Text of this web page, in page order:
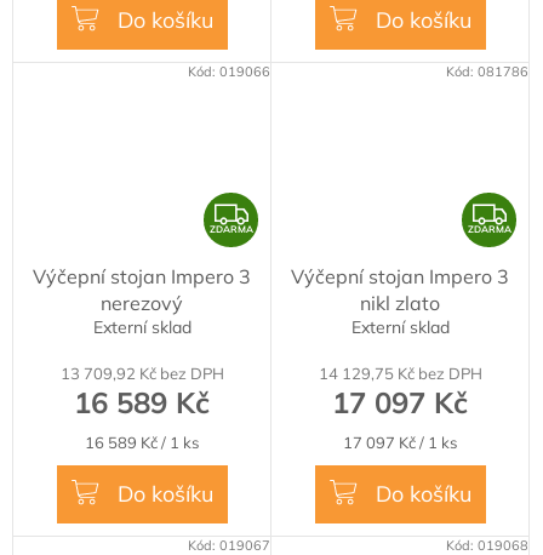
Do košíku Do košíku
Z
D
A
ZDARMA
Výčepní stojan Impero 3
nerezový
Externí sklad
13 709,92 Kč bez DPH
16 589 Kč
Měrná
cena:
16 589 Kč / 1 ks
Do košíku
Kód: 019066
Z
D
A
ZDARMA
Výčepní stojan Impero 3
nikl zlato
Externí sklad
14 129,75 Kč bez DPH
17 097 Kč
Měrná
cena:
17 097 Kč / 1 ks
Do košíku
Kód: 081786
Kód: 019067 Kód: 019068